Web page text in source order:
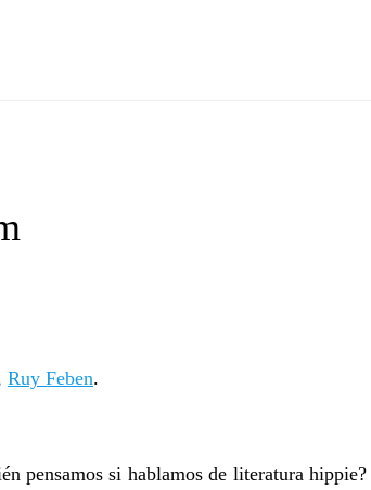
Ruy Feben.
pensamos si hablamos de literatura hippie?